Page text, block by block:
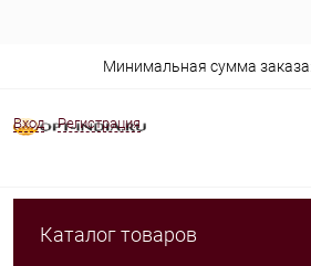
Вход Регистрация
Минимальная сумма
Каталог товаров